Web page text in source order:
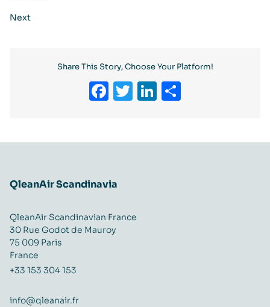
Next
Share This Story, Choose Your Platform!
Facebook
Twitter
LinkedIn
QleanAir Scandinavia
QleanAir Scandinavian France
30 Rue Godot de Mauroy
75 009 Paris
France
+33 153 304 153
info@qleanair.fr